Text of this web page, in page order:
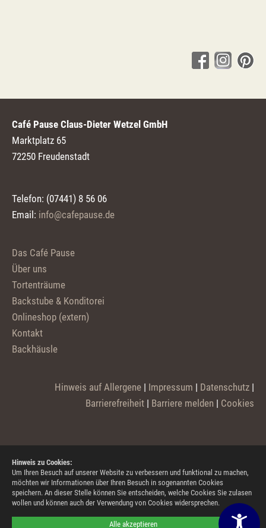
Alle akzeptieren
Hinweis zu Cookies:
Um Ihren Besuch auf unserer Website zu verbessern und funktional zu machen,
möchten wir Informationen über Ihren Besuch in sogenannten Cookies
speichern. An dieser Stelle können Sie entscheiden, welche Cookies Sie zulasen
wollen und können auch der Verwendung von Cookies widersprechen.
Café Pause Claus-Dieter Wetzel GmbH
Marktplatz 65
72250 Freudenstadt
Telefon: (07441) 8 56 06
Email: info@cafepause.de
Das Café Pause
Über uns
Tortenträume
Backstube & Konditorei
Onlineshop (extern)
Kontakt
Backhäusle
Hinweis auf Allergene | Impressum | Datenschutz |
Barrierefreiheit | Barriere melden | Cookies